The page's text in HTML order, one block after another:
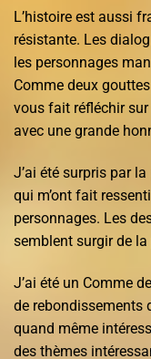
L’histoire est aussi
résistante. Les
les personnages
Comme deux
vous fait réfléchir
avec une grande
J’ai été surpris par
qui m’ont fait
personnages. Les
semblent surgir de
J’ai été un Comme
de rebondissements
quand même
des thèmes